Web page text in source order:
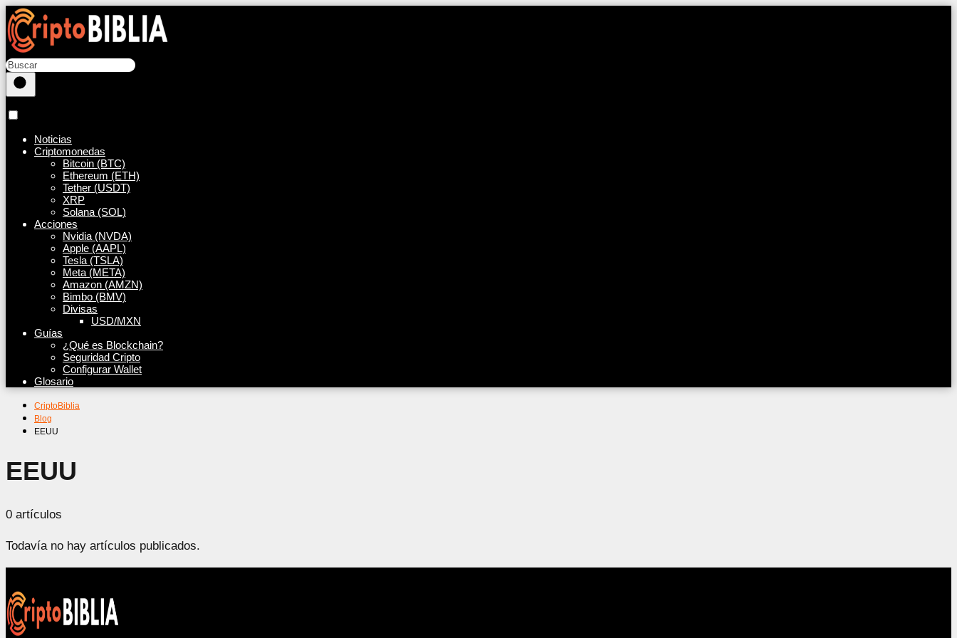
Noticias
Criptomonedas
Bitcoin (BTC)
Ethereum (ETH)
Tether (USDT)
XRP
Solana (SOL)
Acciones
Nvidia (NVDA)
Apple (AAPL)
Tesla (TSLA)
Meta (META)
Amazon (AMZN)
Bimbo (BMV)
Divisas
USD/MXN
Guías
¿Qué es Blockchain?
Seguridad Cripto
Configurar Wallet
Glosario
CriptoBiblia
Blog
EEUU
EEUU
0 artículos
Todavía no hay artículos publicados.